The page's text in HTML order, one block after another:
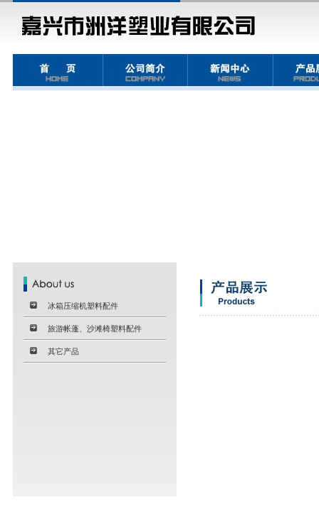
冰箱压缩机塑料配件
旅游帐蓬、沙滩椅塑料配件
其它产品